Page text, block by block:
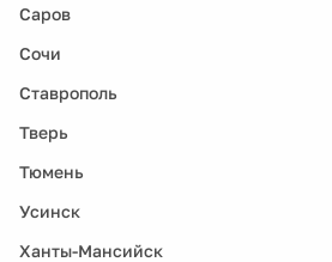
Саров
Сочи
Ставрополь
Тверь
Тюмень
Усинск
Ханты-Мансийск